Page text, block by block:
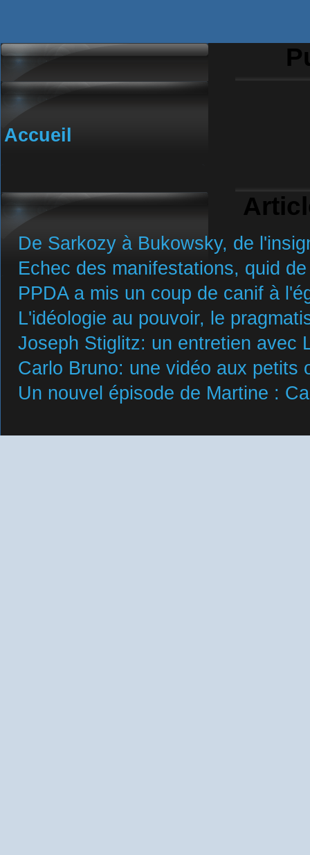
Accueil
De Sarkozy à Bukowsky, de
Echec des manifestations, quid
PPDA a mis un coup de canif à
L'idéologie au pouvoir, le
Joseph Stiglitz: un entretien avec
Carlo Bruno: une vidéo aux petits
Un nouvel épisode de Martine :